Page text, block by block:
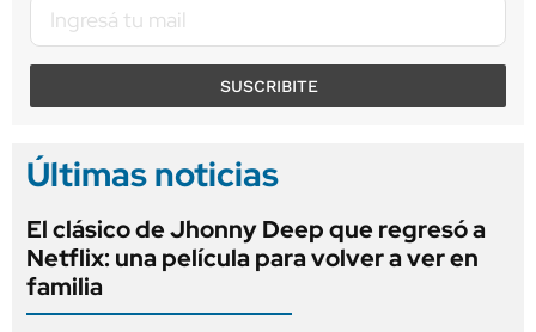
SUSCRIBITE
Últimas noticias
El clásico de Jhonny Deep que regresó a
Netflix: una película para volver a ver en
familia